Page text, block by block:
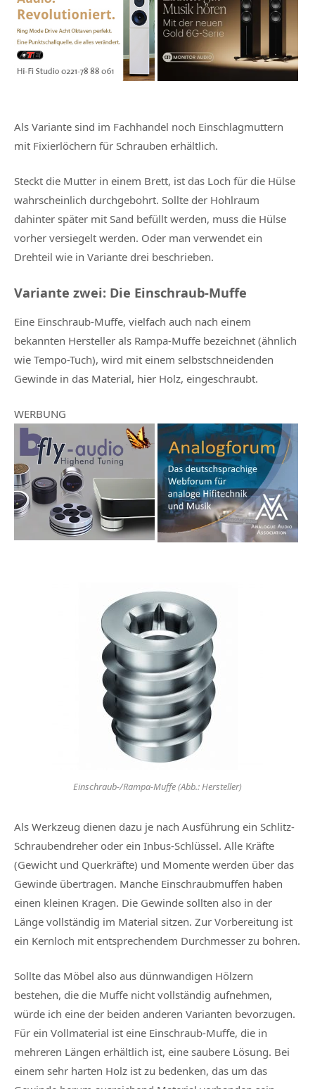
Als Variante sind im Fachhandel noch Einschlagmuttern
mit Fixierlöchern für Schrauben erhältlich.
Steckt die Mutter in einem Brett, ist das Loch für die Hülse
wahrscheinlich durchgebohrt. Sollte der Hohlraum
dahinter später mit Sand befüllt werden, muss die Hülse
vorher versiegelt werden. Oder man verwendet ein
Drehteil wie in Variante drei beschrieben.
Variante zwei: Die Einschraub-Muffe
Eine Einschraub-Muffe, vielfach auch nach einem
bekannten Hersteller als Rampa-Muffe bezeichnet (ähnlich
wie Tempo-Tuch), wird mit einem selbstschneidenden
Gewinde in das Material, hier Holz, eingeschraubt.
WERBUNG
Einschraub-/Rampa-Muffe (Abb.: Hersteller)
Als Werkzeug dienen dazu je nach Ausführung ein Schlitz-
Schraubendreher oder ein Inbus-Schlüssel. Alle Kräfte
(Gewicht und Querkräfte) und Momente werden über das
Gewinde übertragen. Manche Einschraubmuffen haben
einen kleinen Kragen. Die Gewinde sollten also in der
Länge vollständig im Material sitzen. Zur Vorbereitung ist
ein Kernloch mit entsprechendem Durchmesser zu bohren.
Sollte das Möbel also aus dünnwandigen Hölzern
bestehen, die die Muffe nicht vollständig aufnehmen,
würde ich eine der beiden anderen Varianten bevorzugen.
Für ein Vollmaterial ist eine Einschraub-Muffe, die in
mehreren Längen erhältlich ist, eine saubere Lösung. Bei
einem sehr harten Holz ist zu bedenken, das um das